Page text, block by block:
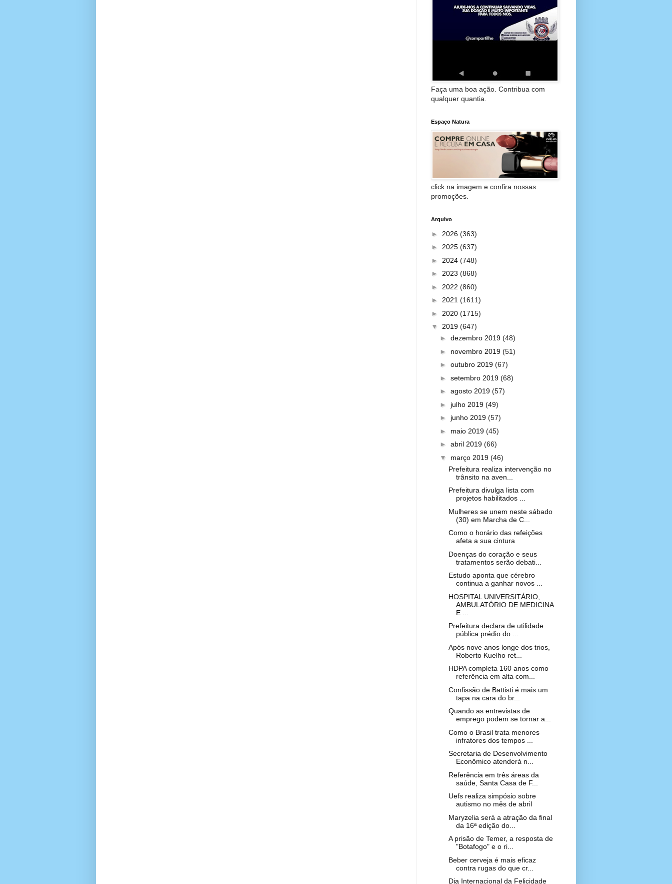
Faça uma boa ação. Contribua com
qualquer quantia.
Espaço Natura
click na imagem e confira nossas
promoções.
Arquivo
► 2026 (363)
► 2025 (637)
► 2024 (748)
► 2023 (868)
► 2022 (860)
► 2021 (1611)
► 2020 (1715)
▼ 2019 (647)
► dezembro 2019 (48)
► novembro 2019 (51)
► outubro 2019 (67)
► setembro 2019 (68)
► agosto 2019 (57)
► julho 2019 (49)
► junho 2019 (57)
► maio 2019 (45)
► abril 2019 (66)
▼ março 2019 (46)
Prefeitura realiza intervenção no
trânsito na aven...
Prefeitura divulga lista com
projetos habilitados ...
Mulheres se unem neste sábado
(30) em Marcha de C...
Como o horário das refeições
afeta a sua cintura
Doenças do coração e seus
tratamentos serão debati...
Estudo aponta que cérebro
continua a ganhar novos ...
HOSPITAL UNIVERSITÁRIO,
AMBULATÓRIO DE MEDICINA
E ...
Prefeitura declara de utilidade
pública prédio do ...
Após nove anos longe dos trios,
Roberto Kuelho ret...
HDPA completa 160 anos como
referência em alta com...
Confissão de Battisti é mais um
tapa na cara do br...
Quando as entrevistas de
emprego podem se tornar a...
Como o Brasil trata menores
infratores dos tempos ...
Secretaria de Desenvolvimento
Econômico atenderá n...
Referência em três áreas da
saúde, Santa Casa de F...
Uefs realiza simpósio sobre
autismo no mês de abril
Maryzelia será a atração da final
da 16ª edição do...
A prisão de Temer, a resposta de
"Botafogo" e o ri...
Beber cerveja é mais eficaz
contra rugas do que cr...
Dia Internacional da Felicidade